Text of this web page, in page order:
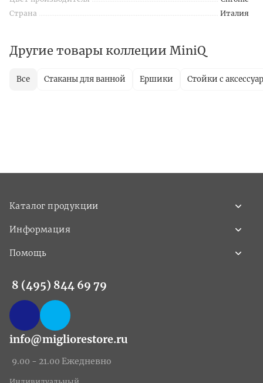
Страна
Италия
Другие товары коллеции MiniQ
Все Стаканы для ванной Ершики Стойки с
Каталог продукции
Информация
Помощь
8 (495) 844 69 79
info@migliorestore.ru
9.00 - 21.00 Ежедневно